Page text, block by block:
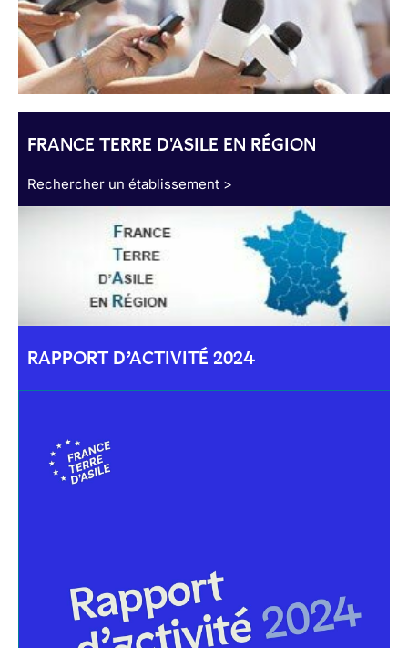
FRANCE TERRE D'ASILE EN RÉGION
Rechercher un établissement >
RAPPORT D’ACTIVITÉ 2024